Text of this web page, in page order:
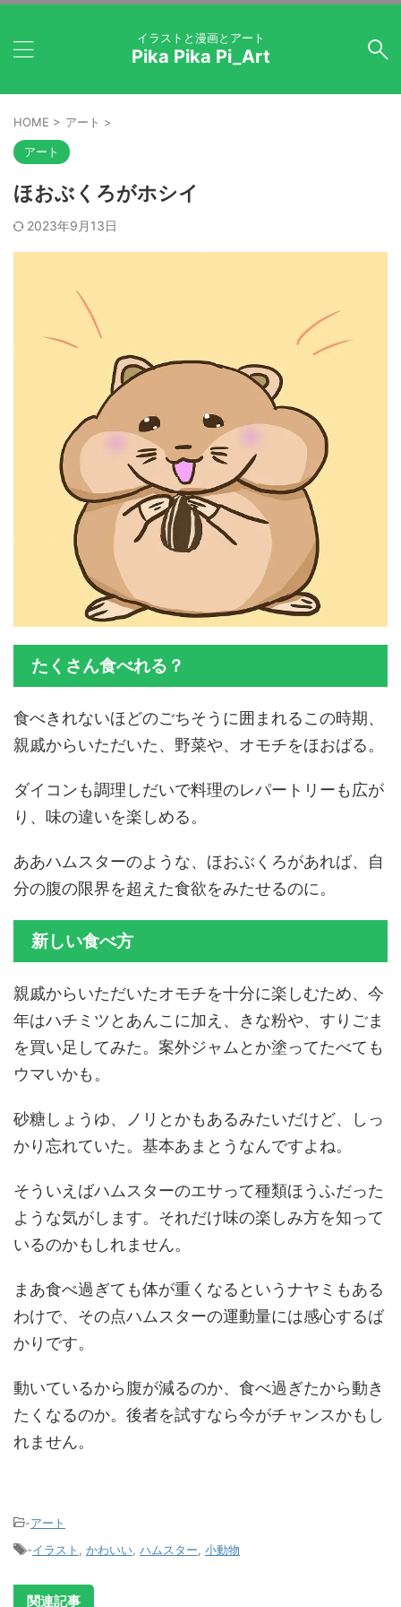
イラストと漫画とアート
Pika Pika Pi_Art
HOME > アート >
アート
ほおぶくろがホシイ
2023年9月13日
たくさん食べれる？
食べきれないほどのごちそうに囲まれるこの時期、
親戚からいただいた、野菜や、オモチをほおばる。
ダイコンも調理しだいで料理のレパートリーも広が
り、味の違いを楽しめる。
ああハムスターのような、ほおぶくろがあれば、自
分の腹の限界を超えた食欲をみたせるのに。
新しい食べ方
親戚からいただいたオモチを十分に楽しむため、今
年はハチミツとあんこに加え、きな粉や、すりごま
を買い足してみた。案外ジャムとか塗ってたべても
ウマいかも。
砂糖しょうゆ、ノリとかもあるみたいだけど、しっ
かり忘れていた。基本あまとうなんですよね。
そういえばハムスターのエサって種類ほうふだった
ような気がします。それだけ味の楽しみ方を知って
いるのかもしれません。
まあ食べ過ぎても体が重くなるというナヤミもある
わけで、その点ハムスターの運動量には感心するば
かりです。
動いているから腹が減るのか、食べ過ぎたから動き
たくなるのか。後者を試すなら今がチャンスかもし
れません。
-アート
-イラスト かわいい ハムスター 小動物
関連記事